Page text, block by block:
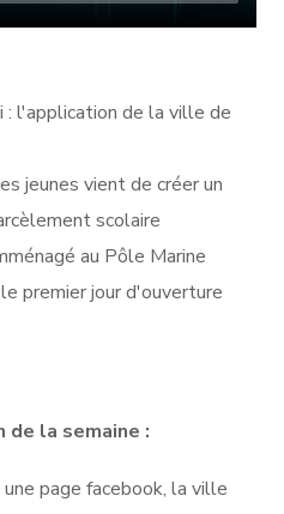
: l'application de la ville de
jeunes vient de créer un
scolaire
au Pôle Marine
premier jour d'ouverture
de la semaine :
page facebook, la ville